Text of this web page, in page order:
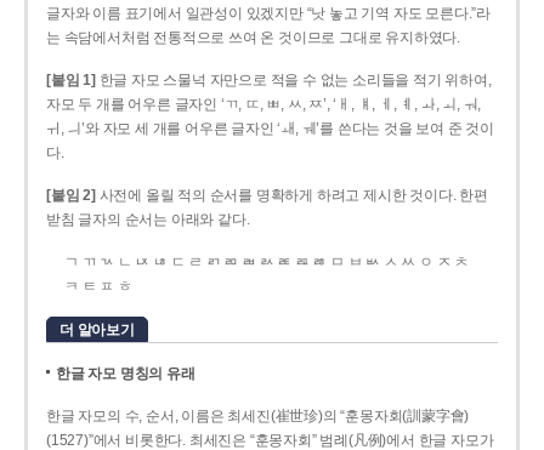
글자와 이름 표기에서 일관성이 있겠지만 “낫 놓고 기역 자도 모른다.”라
는 속담에서처럼 전통적으로 쓰여 온 것이므로 그대로 유지하였다.
[붙임 1] 한글 자모 스물넉 자만으로 적을 수 없는 소리들을 적기 위하여,
자모 두 개를 어우른 글자인 ‘ㄲ, ㄸ, ㅃ, ㅆ, ㅉ’, ‘ㅐ, ㅒ, ㅔ, ㅖ, ㅘ, ㅚ, ㅝ,
ㅟ, ㅢ’와 자모 세 개를 어우른 글자인 ‘ㅙ, ㅞ’를 쓴다는 것을 보여 준 것이
다.
[붙임 2] 사전에 올릴 적의 순서를 명확하게 하려고 제시한 것이다. 한편
받침 글자의 순서는 아래와 같다.
ㄱ ㄲ ㄳ ㄴ ㄵ ㄶ ㄷ ㄹ ㄺ ㄻ ㄼ ㄽ ㄾ ㄿ ㅀ ㅁ ㅂ ㅄ ㅅ ㅆ ㅇ ㅈ ㅊ
ㅋ ㅌ ㅍ ㅎ
더 알아보기
한글 자모 명칭의 유래
한글 자모의 수, 순서, 이름은 최세진(崔世珍)의 “훈몽자회(訓蒙字會)
(1527)”에서 비롯한다. 최세진은 “훈몽자회” 범례(凡例)에서 한글 자모가